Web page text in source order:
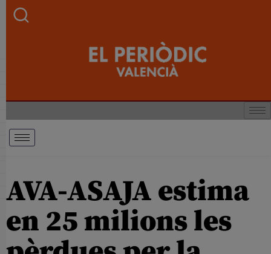
AVA-ASAJA estima
en 25 milions les